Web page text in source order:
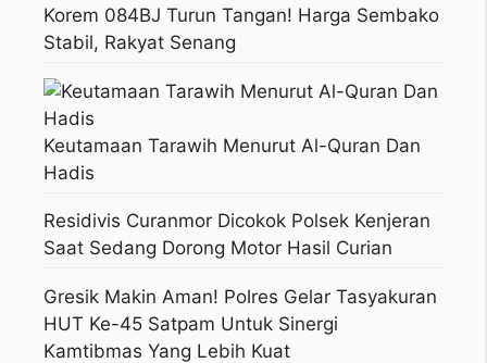
Korem 084BJ Turun Tangan! Harga Sembako
Stabil, Rakyat Senang
Keutamaan Tarawih Menurut Al-Quran Dan
Hadis
Residivis Curanmor Dicokok Polsek Kenjeran
Saat Sedang Dorong Motor Hasil Curian
Gresik Makin Aman! Polres Gelar Tasyakuran
HUT Ke-45 Satpam Untuk Sinergi
Kamtibmas Yang Lebih Kuat